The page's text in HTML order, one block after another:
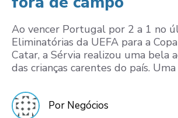
Ao vencer Portugal por 2 a 1 no
Eliminatórias da UEFA para a
Catar, a Sérvia realizou uma bela
das crianças carentes do país. Uma
Por Negócios